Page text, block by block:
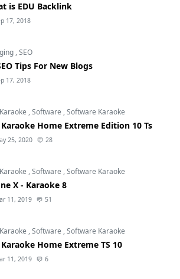
is EDU Backlink
17, 2018
,SEO
Tips For New Blogs
17, 2018
,Software ,Software Karaoke
Home Extreme Edition 10 Ts
25, 2020 28
,Software ,Software Karaoke
X - Karaoke 8
11, 2019 51
,Software ,Software Karaoke
Home Extreme TS 10
11, 2019 6